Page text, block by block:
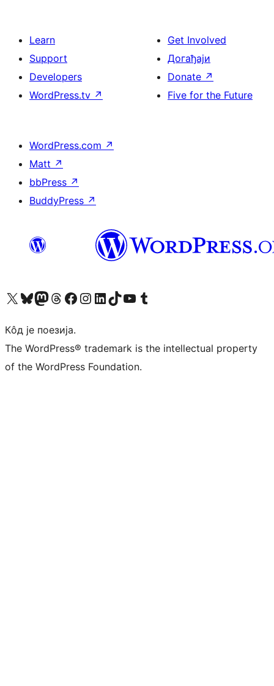
Learn
Support
Developers
WordPress.tv ↗
Get Involved
Догађаји
Donate ↗
Five for the Future
WordPress.com ↗
Matt ↗
bbPress ↗
BuddyPress ↗
Visit our X (formerly Twitter) account
Посетите наш Bluesky налог
Visit our Mastodon account
Посетите наш налог на Threads-у Visit our Facebook page
Посетите наш Инстаграм налог
Visit our LinkedIn account
Посетите наш TikTok налог
Visit our YouTube channel
Посетите наш Tumblr налог
Кôд је поезија.
The WordPress® trademark is the intellectual property
of the WordPress Foundation.